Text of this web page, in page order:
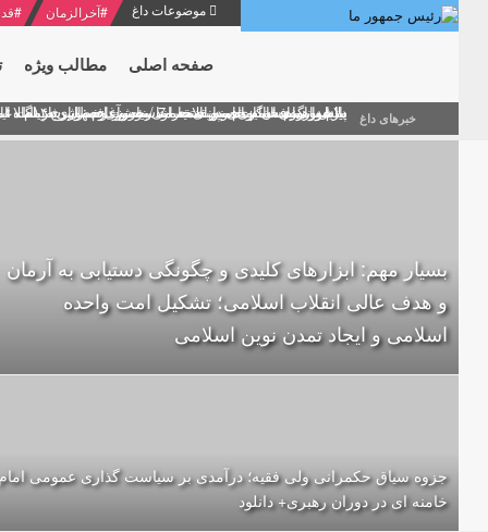
موضوعات داغ #آخرالزمان #
صفحه اصلی مطالب ویژه
خبرهای داغ منشور گفتمان امام و انقلاب - 7 /بخش دوم : شرح پیام ۱۰ خرداد ۱۳۶۹ امام خامنه ای/ فصل پنجم: حفظ عزّت و کرامت انقلابی
بازخوانی افشاگری سپهبد محمود منصور افسر ارشد
دلایل اهمیت سیزدهمین انتخابات ریاست جمهوری از نگاه
بیانات امام خامنه ای در سخنرانی نوروزی خطاب به ملت
پیام نوروزی امام خامنه ای به مناسبت آغاز سال ۱۴۰۰
بسیار مهم: ابزارهای کلیدی و چگونگی دستیابی به آرمان
و هدف عالی انقلاب اسلامی؛ تشکیل امت واحده‌
اسلامی و ایجاد تمدن نوین اسلامی
جزوه سیاق حکمرانی ولی فقیه؛ درآمدی بر سیاست گذاری عمومی امام
خامنه ای در دوران رهبری+ دانلود